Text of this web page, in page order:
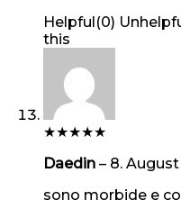
Helpful(0)
this
★★★★★
Daedin – 8.
sono morbide e